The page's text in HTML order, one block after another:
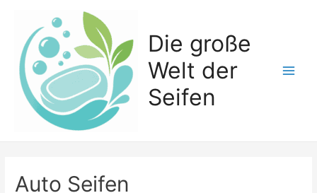
springen
Die große
Welt der
Seifen
Auto Seifen